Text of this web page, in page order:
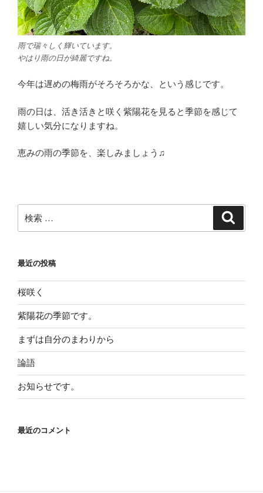
雨で瑞々しく輝いています。
やはり雨の日が綺麗ですね。
今年は遅めの梅雨がそろそろかな、という感じです。
雨の日は、活き活きと咲く紫陽花を見ると季節を感じて
嬉しい気分になりますね。
恵みの雨の季節を、楽しみましょう♫
索:
最近の投稿
桜咲く
紫陽花の季節です。
まずは自分のまわりから
論語
お知らせです。
最近のコメント